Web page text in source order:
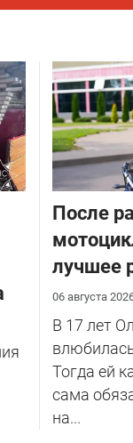
После
лучшее
06 августа
В 17 лет
Тогда ей
сама
на...